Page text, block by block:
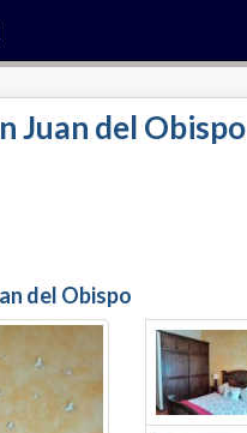
Juan del Obispo
del Obispo